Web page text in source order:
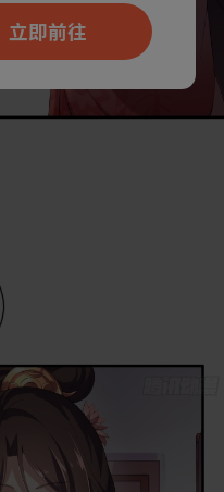
立即前往